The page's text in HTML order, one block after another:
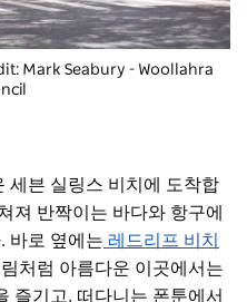
Mark Seabury - Woollahra
세븐 실링스 비치에 도착합
져 반짝이는 바다와 항구에
바로 옆에는 레드리프 비치
처럼 아름다운 이곳에서는
즐기고, 떠다니는 폰툰에서